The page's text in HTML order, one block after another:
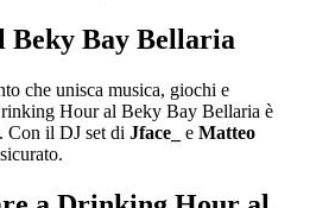
Bay Bellaria
che unisca musica, giochi e
Hour al Beky Bay Bellaria è
Con il DJ set di Jface_ e Matteo